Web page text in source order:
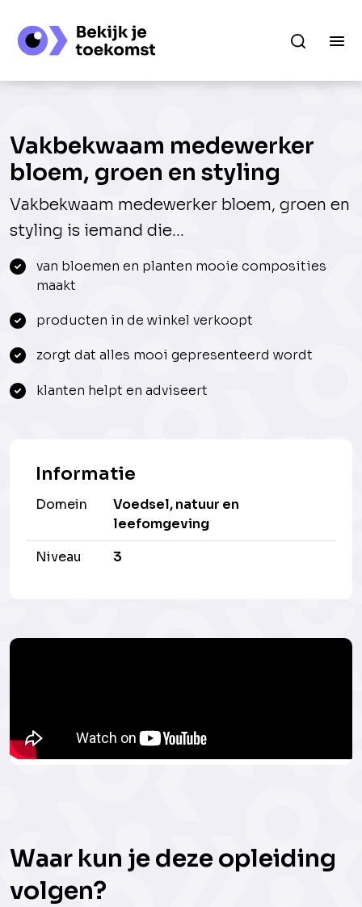
Vakbekwaam medewerker
bloem, groen en styling
Vakbekwaam medewerker bloem, groen en
styling is iemand die...
van bloemen en planten mooie composities
maakt
producten in de winkel verkoopt
zorgt dat alles mooi gepresenteerd wordt
klanten helpt en adviseert
Informatie
Domein
Voedsel, natuur en
leefomgeving
Niveau
3
Waar kun je deze opleiding
volgen?